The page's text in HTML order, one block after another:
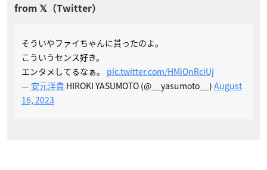
そういやファイちゃんに貰ったのよ。
こういうセンス好き。
エンタメしてるなぁ。 pic.twitter.com/HMiOnRciUj
— 安元洋貴 HIROKI YASUMOTO (@__yasumoto__) August
16, 2023